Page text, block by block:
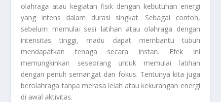
olahraga atau kegiatan fisik dengan kebutuhan energi
yang intens dalam durasi singkat. Sebagai contoh,
sebelum memulai sesi latihan atau olahraga dengan
intensitas tinggi, madu dapat membantu tubuh
mendapatkan tenaga secara instan. Efek ini
memungkinkan seseorang untuk memulai latihan
dengan penuh semangat dan fokus. Tentunya kita juga
berolahraga tanpa merasa lelah atau kekurangan energi
di awal aktivitas.